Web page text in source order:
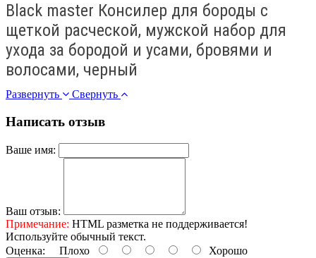
Black master Консилер для бороды с
щеткой расческой, мужской набор для
ухода за бородой и усами, бровями и
волосами, черный
Развернуть Свернуть
Написать отзыв
Ваше имя:
Ваш отзыв:
Примечание: HTML разметка не поддерживается!
Используйте обычный текст.
Оценка: Плохо Хорошо